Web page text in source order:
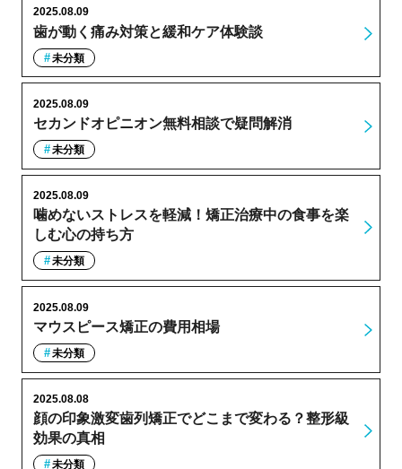
歯が動く痛み対策と緩和ケア体験談
2025.08.09
未分類
セカンドオピニオン無料相談で疑問解消
2025.08.09
未分類
噛めないストレスを軽減！矯正治療中の食事を楽
しむ心の持ち方
2025.08.09
未分類
マウスピース矯正の費用相場
2025.08.09
未分類
顔の印象激変歯列矯正でどこまで変わる？整形級
効果の真相
2025.08.08
未分類